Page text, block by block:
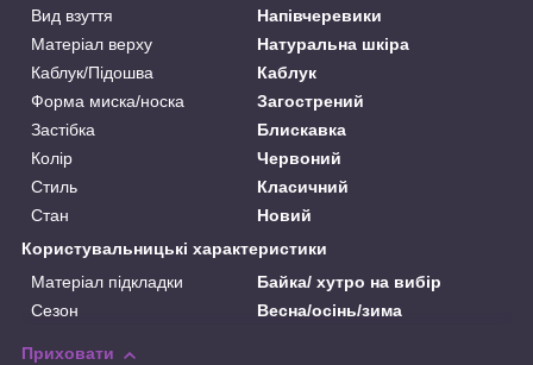
Вид взуття
Напівчеревики
Матеріал верху
Натуральна шкіра
Каблук/Підошва
Каблук
Форма миска/носка
Загострений
Застібка
Блискавка
Колір
Червоний
Стиль
Класичний
Стан
Новий
Користувальницькі характеристики
Матеріал підкладки
Байка/ хутро на вибір
Сезон
Весна/осінь/зима
Приховати